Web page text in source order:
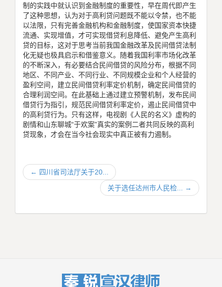
制的实践中就认识到金融制度的重要性，早在周代即产生
了这种思想，认为对于高利贷问题既不能以令禁，也不能
以法限，只有完善金融机构和金融制度，使国家资本快捷
流通、实现增值，才可实现借贷利息降低、避免产生高利
贷的目标，这对于思考当前我国金融改革及民间借贷法制
化无疑也极具启示和借鉴意义。随着我国利率市场化改革
的不断深入，有必要结合民间借贷的风险分布，根据不同
地区、不同产业、不同行业、不同规模企业和个人经营的
盈利空间，建立民间借贷利率定价机制，确定民间借贷的
合理利润空间。在此基础上通过建立预警机制，发布民间
借贷行为指引，规范民间借贷利率定价，遏止民间借贷中
的高利贷行为。只有这样，电视剧《人民的名义》虚构的
剧情和山东聊城“于欢案”真实的案例二者共同反映的高利
贷现象，才会在当今社会现实中真正被有力遏制。
← 四川省司法厅关于20...
关于选任达州市人民检...
→